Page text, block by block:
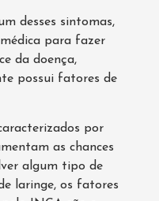
desses sintomas,
para fazer
da doença,
possui fatores de
por
as chances
algum tipo de
laringe, os fatores